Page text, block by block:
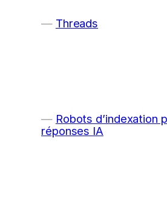
Threads
Robots d’indexation
réponses IA